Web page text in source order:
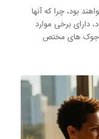
بود، چرا که آنها
دارای برخی موارد
جوک های مختص